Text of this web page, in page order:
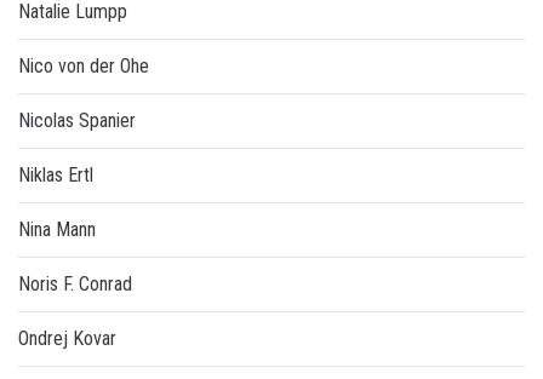
Natalie Lumpp
Nico von der Ohe
Nicolas Spanier
Niklas Ertl
Nina Mann
Noris F. Conrad
Ondrej Kovar